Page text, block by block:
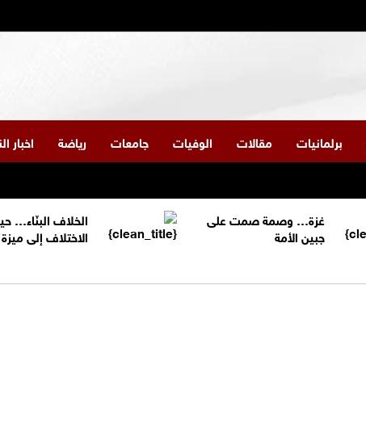
برلمانيات مقالات الوفيات جامعات رياضة اخبار
غزة… وصمة صمت على
جبين الأمة
الخلاف البنّاء…
الاختلاف إلى